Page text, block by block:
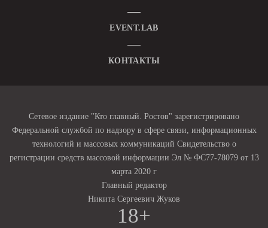
EVENT.LAB
КОНТАКТЫ
Сетевое издание "Кто главный. Ростов" зарегистрировано
Федеральной службой по надзору в сфере связи, информационных
технологий и массовых коммуникаций Свидетельство о
регистрации средств массовой информации Эл № ФС77-78079 от 13
марта 2020 г
Главный редактор
Никита Сергеевич Жуков
18+